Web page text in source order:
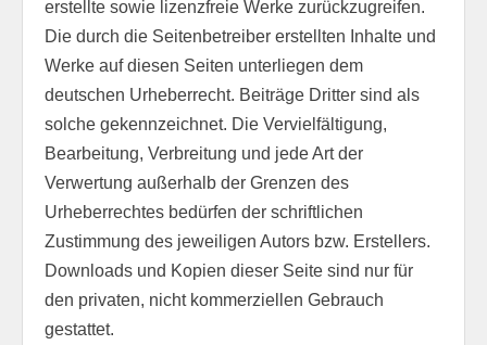
erstellte sowie lizenzfreie Werke zurückzugreifen.
Die durch die Seitenbetreiber erstellten Inhalte und
Werke auf diesen Seiten unterliegen dem
deutschen Urheberrecht. Beiträge Dritter sind als
solche gekennzeichnet. Die Vervielfältigung,
Bearbeitung, Verbreitung und jede Art der
Verwertung außerhalb der Grenzen des
Urheberrechtes bedürfen der schriftlichen
Zustimmung des jeweiligen Autors bzw. Erstellers.
Downloads und Kopien dieser Seite sind nur für
den privaten, nicht kommerziellen Gebrauch
gestattet.